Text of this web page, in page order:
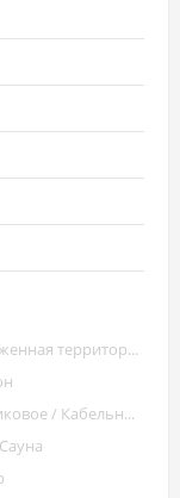
Огороженная территория
Спутниковое / Кабельное ТВ